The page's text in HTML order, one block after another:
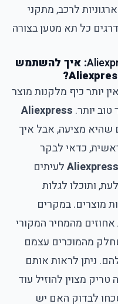
לרכב, מתקני
כל תא מטען בצורה
: איך להשתמש
יותר כיף מלקנות מוצר
יותר. Aliexpress
שהיא מציעה, אבל איך
כדאי לבקר
Aliexpressלעיתים
ותוכלו לגלות
מוצרים. במקרים
מהמחיר המקורי
מהמוכרים עצמם
ניתן לראות אותם
מצוין להוזיל עוד
לבדוק האם יש